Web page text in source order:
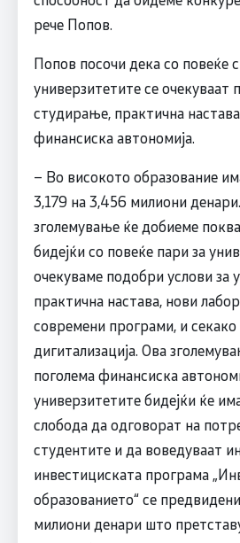
рече Попов.
Попов посочи дека со повеќе
универзитетите се очекуваат
студирање, практична
финансиска автономија.
– Во високото образование
3,179 на 3,456 милиони
зголемување ќе добиеме
бидејќи со повеќе пари за
очекуваме подобри услови за
практична настава, нови
современи програми, и
дигитализација. Ова
поголема финансиска
универзитетите бидејќи ќе
слобода да одговорат на
студентите и да воведуваат
инвестициската програма
образованието“ се
милиони денари што